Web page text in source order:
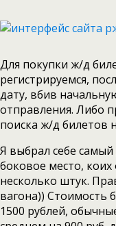
Для покупки ж/д
регистрируемся,
дату, вбив
отправления. Либо
поиска ж/д билетов
Я выбрал себе
боковое место, коих
несколько штук.
вагона)) Стоимость
1500 рублей,